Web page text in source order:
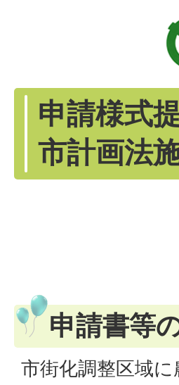
申請様式
市計画法
申請書等
市街化調整区域